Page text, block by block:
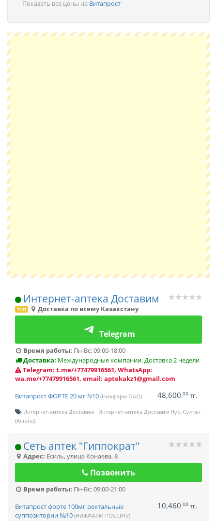
Показать все цены на Витапрост
Интернет-аптека Доставим
топ Доставка по всему Казахстану
Telegram
Время работы: Пн-Вс: 09:00-18:00
Доставка: Международные компании. Доставка 2 недели
Telegram: t.me/+77479916561, WhatsApp:
wa.me/+77479916561, email: aptekakz1@gmail.com
Витапрост ФОРТЕ 20 мг N10 (Нижфарм ОАО) 48,600.00 тг.
Интернет-аптека Доставим
Интернет-аптека Доставим Нур-Султан
(Астана)
Сеть аптек "Гиппократ"
Адрес: Есиль,улица Конаева, 8
Позвонить
Время работы: Пн-Вс: 09:00-21:00
Витапрост форте 100мг ректальные
суппозитории №10 (НИЖФАРМ РОССИЯ/)
10,460.00 тг.